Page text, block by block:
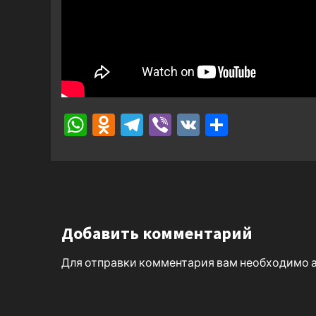
WhatsApp
Odnoklassniki
Telegram
Viber
VK
Добавить комментарий
Для отправки комментария вам необходимо